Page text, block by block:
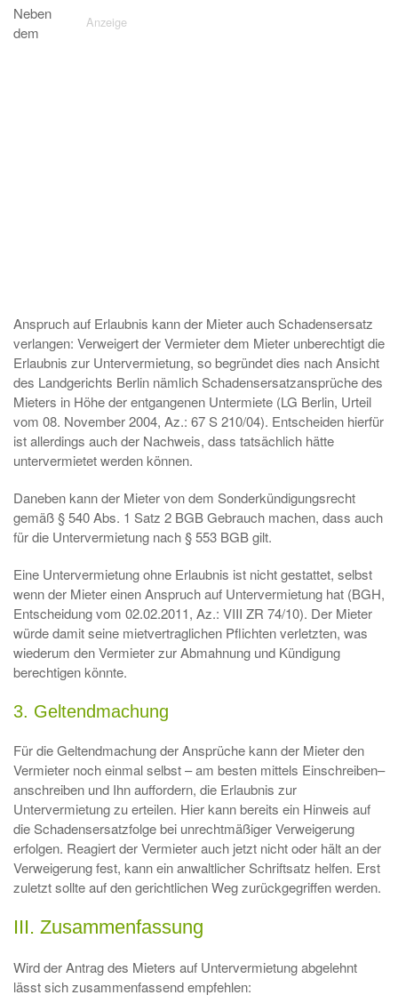
Neben
dem
Anspruch auf Erlaubnis kann der Mieter auch Schadensersatz
verlangen: Verweigert der Vermieter dem Mieter unberechtigt die
Erlaubnis zur Untervermietung, so begründet dies nach Ansicht
des Landgerichts Berlin nämlich Schadensersatzansprüche des
Mieters in Höhe der entgangenen Untermiete (LG Berlin, Urteil
vom 08. November 2004, Az.: 67 S 210/04). Entscheiden hierfür
ist allerdings auch der Nachweis, dass tatsächlich hätte
untervermietet werden können.
Daneben kann der Mieter von dem Sonderkündigungsrecht
gemäß § 540 Abs. 1 Satz 2 BGB Gebrauch machen, dass auch
für die Untervermietung nach § 553 BGB gilt.
Eine Untervermietung ohne Erlaubnis ist nicht gestattet, selbst
wenn der Mieter einen Anspruch auf Untervermietung hat (BGH,
Entscheidung vom 02.02.2011, Az.: VIII ZR 74/10). Der Mieter
würde damit seine mietvertraglichen Pflichten verletzten, was
wiederum den Vermieter zur Abmahnung und Kündigung
berechtigen könnte.
3. Geltendmachung
Für die Geltendmachung der Ansprüche kann der Mieter den
Vermieter noch einmal selbst – am besten mittels Einschreiben–
anschreiben und Ihn auffordern, die Erlaubnis zur
Untervermietung zu erteilen. Hier kann bereits ein Hinweis auf
die Schadensersatzfolge bei unrechtmäßiger Verweigerung
erfolgen. Reagiert der Vermieter auch jetzt nicht oder hält an der
Verweigerung fest, kann ein anwaltlicher Schriftsatz helfen. Erst
zuletzt sollte auf den gerichtlichen Weg zurückgegriffen werden.
III. Zusammenfassung
Wird der Antrag des Mieters auf Untervermietung abgelehnt
lässt sich zusammenfassend empfehlen: